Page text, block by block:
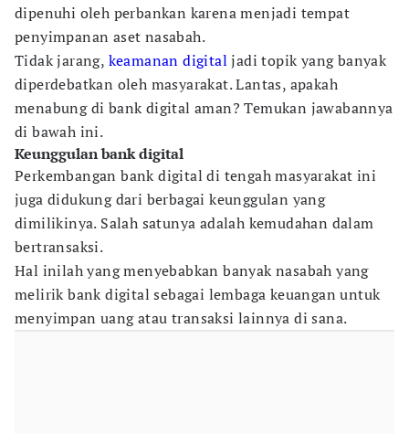
dipenuhi oleh perbankan karena menjadi tempat
penyimpanan aset nasabah.
Tidak jarang, keamanan digital jadi topik yang banyak
diperdebatkan oleh masyarakat. Lantas, apakah
menabung di bank digital aman? Temukan jawabannya
di bawah ini.
Keunggulan bank digital
Perkembangan bank digital di tengah masyarakat ini
juga didukung dari berbagai keunggulan yang
dimilikinya. Salah satunya adalah kemudahan dalam
bertransaksi.
Hal inilah yang menyebabkan banyak nasabah yang
melirik bank digital sebagai lembaga keuangan untuk
menyimpan uang atau transaksi lainnya di sana.